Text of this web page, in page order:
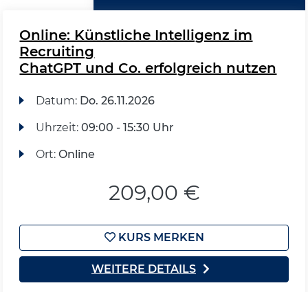
Online: Künstliche Intelligenz im
Recruiting
ChatGPT und Co. erfolgreich nutzen
Datum: Do. 26.11.2026
Uhrzeit: 09:00 - 15:30 Uhr
Ort: Online
209,00 €
KURS MERKEN
WEITERE DETAILS